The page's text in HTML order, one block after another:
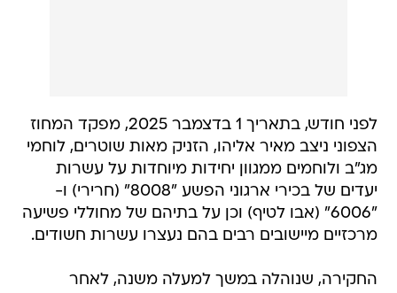
לפני חודש, בתאריך 1 בדצמבר 2025, מפקד המחוז
הצפוני ניצב מאיר אליהו, הזניק מאות שוטרים, לוחמי
מג"ב ולוחמים ממגוון יחידות מיוחדות על עשרות
יעדים של בכירי ארגוני הפשע "8008" (חרירי) ו-
"6006" (אבו לטיף) וכן על בתיהם של מחוללי פשיעה
מרכזיים מיישובים רבים בהם נעצרו עשרות חשודים.
החקירה, שנוהלה במשך למעלה משנה, לאחר